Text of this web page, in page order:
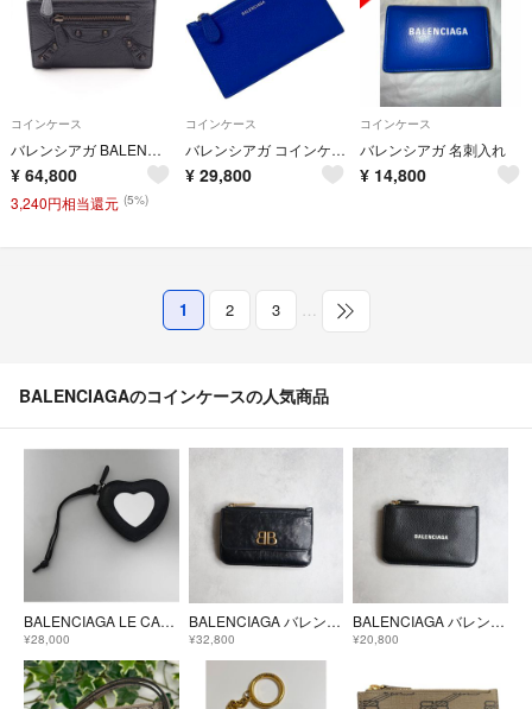
コインケース
バレンシアガ BALENCIAGA Le City ロング コインケース 財布 レザー レディース ブラック系 8106072ABFY1000 【新品】
¥ 64,800
3,240円相当還元 (5%)
コインケース
バレンシアガ コインケース ブルー 青 581102 4290 203437 美品 小銭入れ カードホルダー レザー 中古
¥ 29,800
コインケース
バレンシアガ 名刺入れ
¥ 14,800
1 2 3 …
BALENCIAGAのコインケースの人気商品
BALENCIAGA LE CAGOLE ハート ミラー レザー コインケース
¥28,000
BALENCIAGA バレンシアガ / モナコ フラップ コイン&カードホルダー
¥32,800
BALENCIAGA バレンシアガ / キャッシュコインカードホルダー ブラック
¥20,800